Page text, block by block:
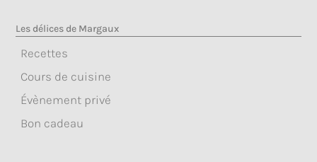
Les délices de Margaux
Recettes
Cours de cuisine
Évènement privé
Bon cadeau